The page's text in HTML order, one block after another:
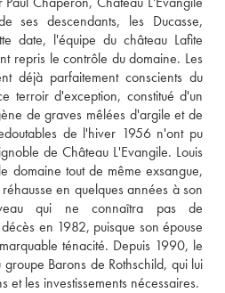
ses descendants, les Ducasse,
date, l'équipe du château Lafite
repris le contrôle du domaine. Les
déjà parfaitement conscients du
terroir d'exception, constitué d'un
de graves mêlées d'argile et de
de l'hiver 1956 n'ont pu
de Château L'Evangile. Louis
domaine tout de même exsangue,
en quelques années à son
qui ne connaîtra pas de
en 1982, puisque son épouse
ténacité. Depuis 1990, le
Barons de Rothschild, qui lui
et les investissements nécessaires.